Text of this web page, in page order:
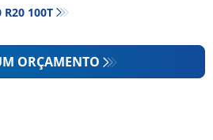
100T
ORÇAMENTO